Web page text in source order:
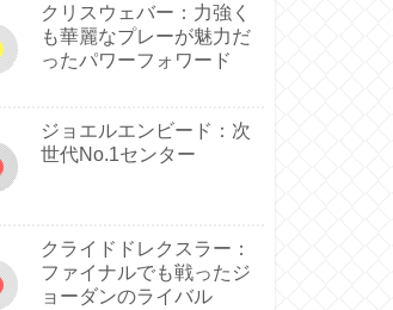
クリスウェバー：力強く
も華麗なプレーが魅力だ
ったパワーフォワード
ジョエルエンビード：次
世代No.1センター
クライドドレクスラー：
ファイナルでも戦ったジ
ョーダンのライバル